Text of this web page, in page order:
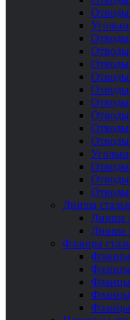
Отводы
Отводы
Отводы
Отводы
Отводы
Отводы
Отводы
Отводы
Отводы
Днища
Днища
Днища
Фланцы
Фланцы
Фланцы
Фланцы
Фланцы
Фланцы